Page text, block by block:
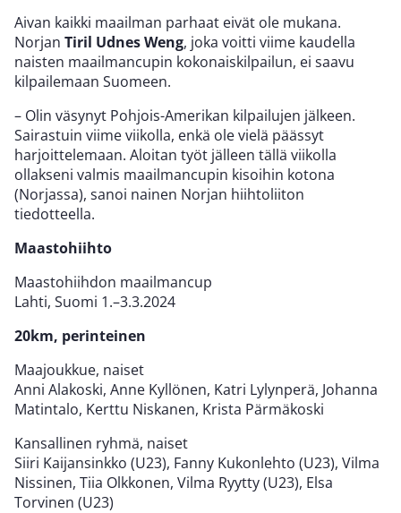
Aivan kaikki maailman parhaat eivät ole mukana.
Norjan Tiril Udnes Weng, joka voitti viime kaudella
naisten maailmancupin kokonaiskilpailun, ei saavu
kilpailemaan Suomeen.
– Olin väsynyt Pohjois-Amerikan kilpailujen jälkeen.
Sairastuin viime viikolla, enkä ole vielä päässyt
harjoittelemaan. Aloitan työt jälleen tällä viikolla
ollakseni valmis maailmancupin kisoihin kotona
(Norjassa), sanoi nainen Norjan hiihtoliiton
tiedotteella.
Maastohiihto
Maastohiihdon maailmancup
Lahti, Suomi 1.–3.3.2024
20km, perinteinen
Maajoukkue, naiset
Anni Alakoski, Anne Kyllönen, Katri Lylynperä, Johanna
Matintalo, Kerttu Niskanen, Krista Pärmäkoski
Kansallinen ryhmä, naiset
Siiri Kaijansinkko (U23), Fanny Kukonlehto (U23), Vilma
Nissinen, Tiia Olkkonen, Vilma Ryytty (U23), Elsa
Torvinen (U23)